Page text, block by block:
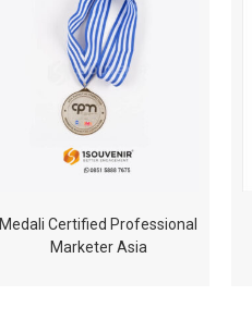
Medali Certified Professional
Marketer Asia